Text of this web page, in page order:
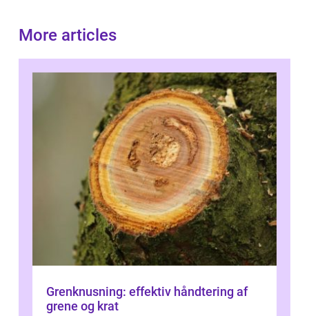
More articles
Grenknusning: effektiv håndtering af
grene og krat